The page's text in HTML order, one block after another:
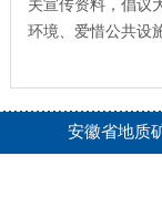
关宣传资料，倡议
环境、爱惜公共设
安徽省地质